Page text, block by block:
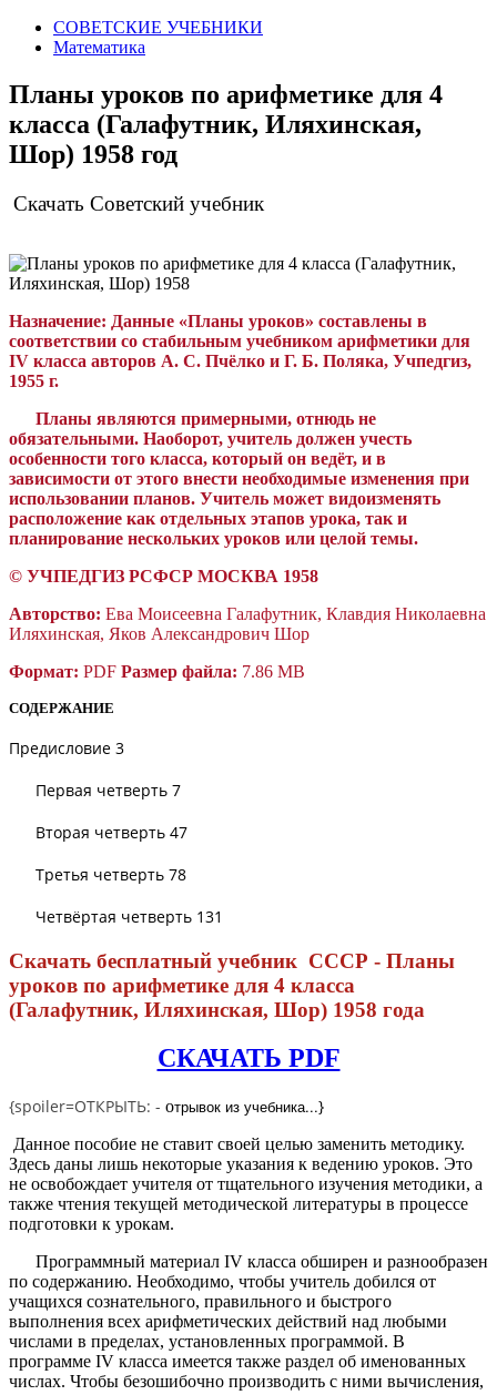
СОВЕТСКИЕ УЧЕБНИКИ
Математика
Планы уроков по арифметике для 4
класса (Галафутник, Иляхинская,
Шор) 1958 год
Скачать Советский учебник
Назначение: Данные «Планы уроков» составлены в
соответствии со стабильным учебником арифметики для
IV класса авторов А. С. Пчёлко и Г. Б. Поляка, Учпедгиз,
1955 г.
Планы являются примерными, отнюдь не
обязательными. Наоборот, учитель должен учесть
особенности того класса, который он ведёт, и в
зависимости от этого внести необходимые изменения при
использовании планов. Учитель может видоизменять
расположение как отдельных этапов урока, так и
планирование нескольких уроков или целой темы.
© УЧПЕДГИЗ РСФСР МОСКВА 1958
Авторство: Ева Моисеевна Галафутник, Клавдия Николаевна
Иляхинская, Яков Александрович Шор
Формат: PDF Размер файла: 7.86 MB
СОДЕРЖАНИЕ
Предисловие 3
Первая четверть 7
Вторая четверть 47
Третья четверть 78
Четвёртая четверть 131
Скачать бесплатный учебник СССР - Планы
уроков по арифметике для 4 класса
(Галафутник, Иляхинская, Шор) 1958 года
СКАЧАТЬ PDF
{spoiler=ОТКРЫТЬ: - отрывок из учебника...}
Данное пособие не ставит своей целью заменить методику.
Здесь даны лишь некоторые указания к ведению уроков. Это
не освобождает учителя от тщательного изучения методики, а
также чтения текущей методической литературы в процессе
подготовки к урокам.
Программный материал IV класса обширен и разнообразен
по содержанию. Необходимо, чтобы учитель добился от
учащихся сознательного, правильного и быстрого
выполнения всех арифметических действий над любыми
числами в пределах, установленных программой. В
программе IV класса имеется также раздел об именованных
числах. Чтобы безошибочно производить с ними вычисления,